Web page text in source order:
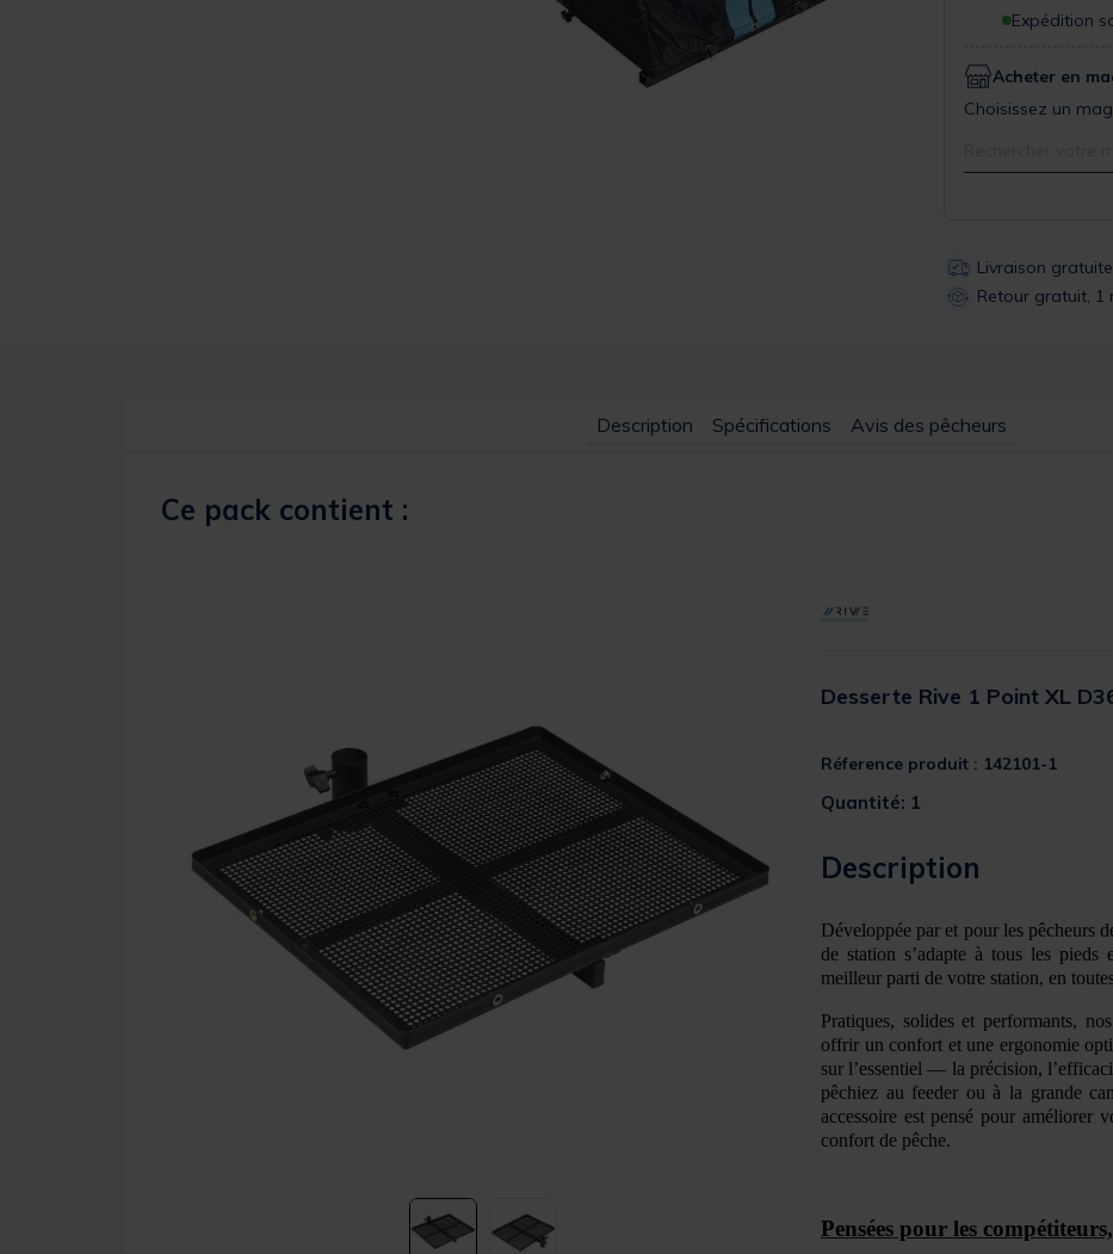
Expédition
Acheter en
Choisissez un
Livraison
Retour gratuit, 1
Description Spécifications Avis des pêcheurs
Ce pack contient :
Desserte Rive 1 Point XL
Réference produit : 142101-1
Quantité: 1
Description
Développée par et pour les pêcheurs
de station s’adapte à tous les pieds
meilleur parti de votre station, en
Pratiques, solides et performants,
offrir un confort et une ergonomie
sur l’essentiel— la précision, l’
pêchiez au feeder ouà la grande
accessoire est pensé pour améliorer
confort de pêche.
Pensées pour les